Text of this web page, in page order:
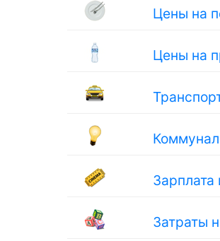
Цены на
Цены на
Зарплата
Затраты